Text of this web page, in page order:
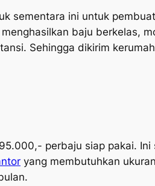
sementara ini untuk
baju berkelas,
Sehingga dikirim
perbaju siap pakai.
yang membutuhkan